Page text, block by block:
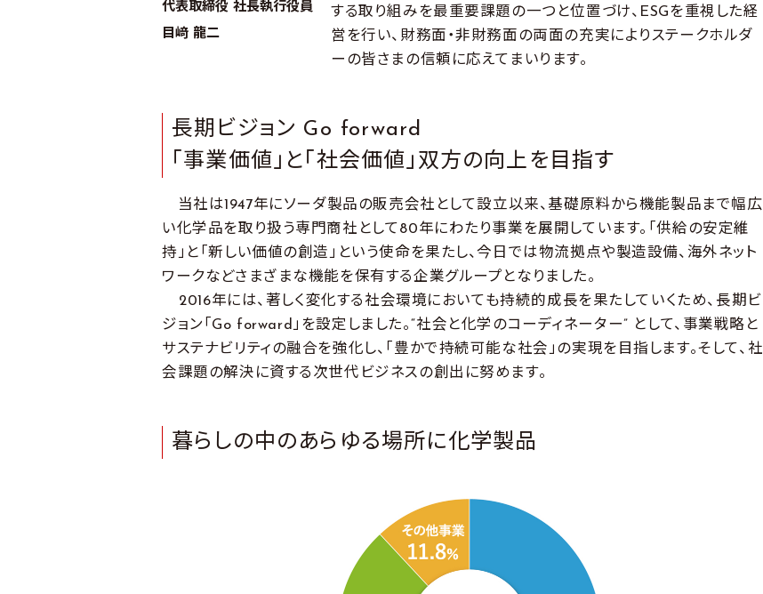
代表取締役 社長執行役員
目﨑 龍二
する取り組みを最重要課題の一つと位置づけ、ESGを重視した経
営を行い、財務面・非財務面の両面の充実によりステークホルダ
ーの皆さまの信頼に応えてまいります。
長期ビジョン Go forward
「事業価値」と「社会価値」双方の向上を目指す
当社は1947年にソーダ製品の販売会社として設立以来、基礎原料から機能製品まで幅広
い化学品を取り扱う専門商社として80年にわたり事業を展開しています。「供給の安定維
持」と「新しい価値の創造」という使命を果たし、今日では物流拠点や製造設備、海外ネット
ワークなどさまざまな機能を保有する企業グループとなりました。
2016年には、著しく変化する社会環境においても持続的成長を果たしていくため、長期ビ
ジョン「Go forward」を設定しました。“社会と化学のコーディネーター” として、事業戦略と
サステナビリティの融合を強化し、「豊かで持続可能な社会」の実現を目指します。そして、社
会課題の解決に資する次世代ビジネスの創出に努めます。
暮らしの中のあらゆる場所に化学製品